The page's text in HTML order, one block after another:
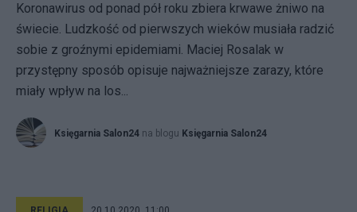
Koronawirus od ponad pół roku zbiera krwawe żniwo na
świecie. Ludzkość od pierwszych wieków musiała radzić
sobie z groźnymi epidemiami. Maciej Rosalak w
przystępny sposób opisuje najważniejsze zarazy, które
miały wpływ na los...
Księgarnia Salon24 na blogu Księgarnia Salon24